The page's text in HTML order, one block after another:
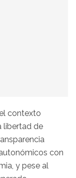
contexto
libertad de
con
y pese al